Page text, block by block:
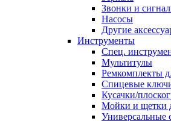
Звонки и
Насосы
Другие
Инструменты
Спец.
Мультитулы
Ремкомплекты
Спицевые
Кусачки/
Мойки и щетки
Универсальные